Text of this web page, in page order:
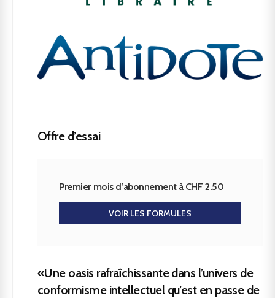
Offre d’essai
Premier mois d’abonnement à CHF 2.50
VOIR LES FORMULES
«Une oasis rafraîchissante dans l’univers de
conformisme intellectuel qu’est en passe de